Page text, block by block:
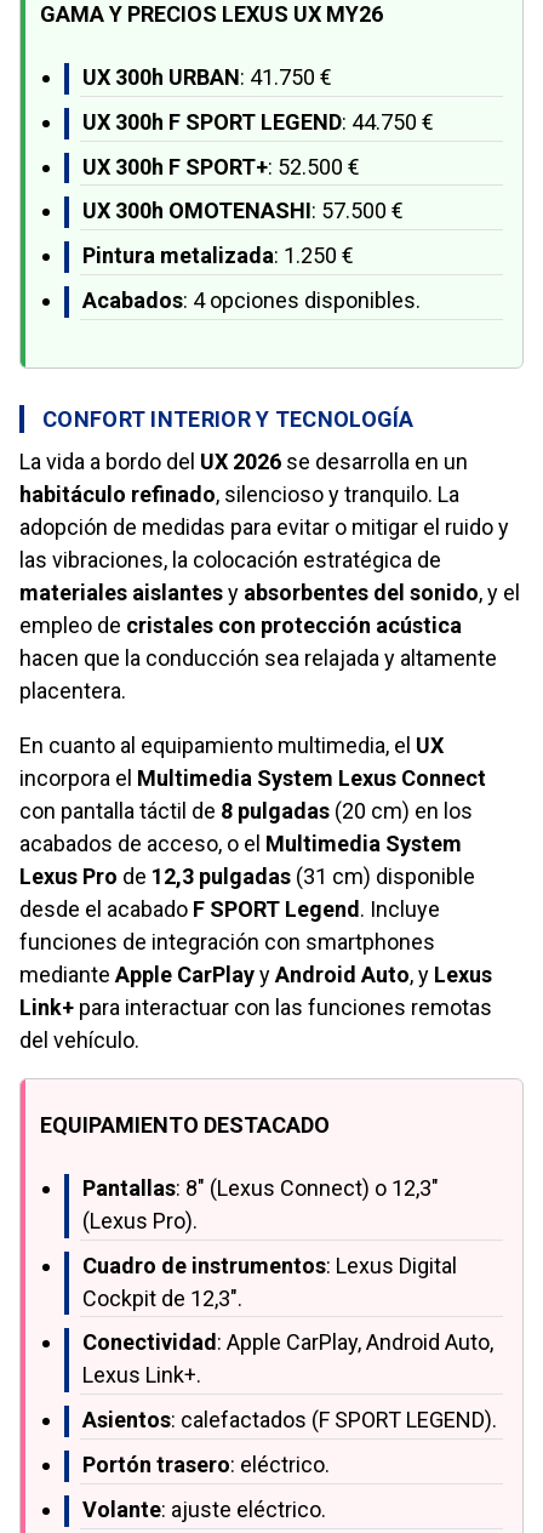
GAMA Y PRECIOS LEXUS UX MY26
UX 300h URBAN: 41.750 €
UX 300h F SPORT LEGEND: 44.750 €
UX 300h F SPORT+: 52.500 €
UX 300h OMOTENASHI: 57.500 €
Pintura metalizada: 1.250 €
Acabados: 4 opciones disponibles.
CONFORT INTERIOR Y TECNOLOGÍA
La vida a bordo del UX 2026 se desarrolla en un
habitáculo refinado, silencioso y tranquilo. La
adopción de medidas para evitar o mitigar el ruido y
las vibraciones, la colocación estratégica de
materiales aislantesy absorbentes del sonido, y el
empleo de cristales con protección acústica
hacen que la conducción sea relajada y altamente
placentera.
En cuanto al equipamiento multimedia, el UX
incorpora el Multimedia System Lexus Connect
con pantalla táctil de 8 pulgadas (20 cm) en los
acabados de acceso, o el Multimedia System
Lexus Pro de 12,3 pulgadas (31 cm) disponible
desde el acabado F SPORT Legend . Incluye
funciones de integración con smartphones
mediante Apple CarPlayyAndroid Auto, y Lexus
Link+ para interactuar con las funciones remotas
del vehículo.
EQUIPAMIENTO DESTACADO
Pantallas: 8" (Lexus Connect) o 12,3"
(Lexus Pro).
Cuadro de instrumentos: Lexus Digital
Cockpit de 12,3".
Conectividad: Apple CarPlay, Android Auto,
Lexus Link+.
Asientos: calefactados (F SPORT LEGEND).
Portón trasero: eléctrico.
Volante: ajuste eléctrico.